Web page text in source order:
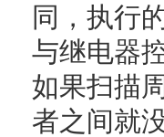
同，执行
与继电器
如果扫描
者之间就